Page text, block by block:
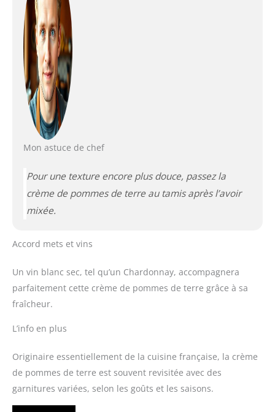
Mon astuce de chef
Pour une texture encore plus douce, passez la
crème de pommes de terre au tamis après l’avoir
mixée.
Accord mets et vins
Un vin blanc sec, tel qu’un Chardonnay, accompagnera
parfaitement cette crème de pommes de terre grâce à sa
fraîcheur.
L’info en plus
Originaire essentiellement de la cuisine française, la crème
de pommes de terre est souvent revisitée avec des
garnitures variées, selon les goûts et les saisons.